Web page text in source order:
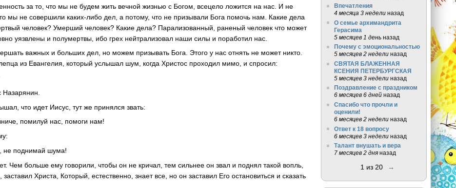
за то, что мы не будем жить вечной жизнью с Богом, всецело ложится на нас. И не
мы не совершили каких-либо дел, а потому, что не призывали Бога помочь нам. Какие дела
человек? Умерший человек? Какие дела? Парализованный, раненый человек что может
уязвлены и полумертвы, ибо грех нейтрализовал наши силы и поработил нас.
важных и больших дел, но можем призывать Бога. Этого у нас отнять не может никто.
из Евангелия, который услышал шум, когда Христос проходил мимо, и спросил:
что идет Иисус, тут же принялся звать:
помилуй нас, помоги нам!
не поднимай шума!
Чем больше ему говорили, чтобы он не кричал, тем сильнее он звал и поднял такой вопль,
заставил Христа, Который, естественно, знает все, но он заставил Его остановиться и сказать
Впечатления
4 месяца 3 неделиназад
О семье архимандрита
Герасима
5 месяцев 1 деньназад
Почему с эмоциональностью
5 месяцев 2 неделиназад
СВЯТАЯ БЛАЖЕННАЯ
КСЕНИЯ ПЕТЕРБУРГСКАЯ
5 месяцев 3 неделиназад
Поздравление с праздником
6 месяцев 6 днейназад
Спасибо что прочли и
оценили!
6 месяцев 2 неделиназад
Ответ к 18 вопросу
6 месяцев 3 неделиназад
Талант внушать и вера
7 месяцев 2 дняназад
1 из 20 →